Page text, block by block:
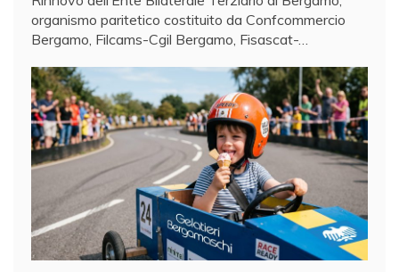
organismo paritetico costituito da Confcommercio
Bergamo, Filcams-Cgil Bergamo, Fisascat-…